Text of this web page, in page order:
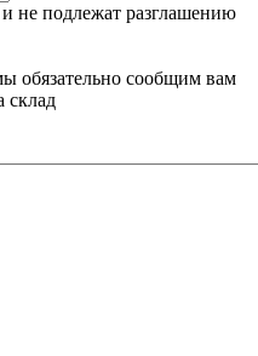
не подлежат разглашению
обязательно сообщим вам
склад